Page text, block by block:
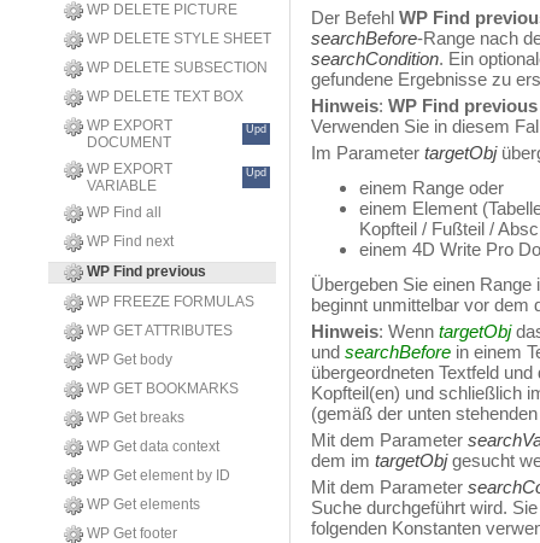
WP DELETE PICTURE
WP DELETE STYLE SHEET
WP DELETE SUBSECTION
WP DELETE TEXT BOX
WP EXPORT
DOCUMENT
Upd
WP EXPORT
VARIABLE
Upd
WP Find all
WP Find next
WP Find previous
WP FREEZE FORMULAS
WP GET ATTRIBUTES
WP Get body
WP GET BOOKMARKS
WP Get breaks
WP Get data context
WP Get element by ID
WP Get elements
WP Get footer
Der Befehl WP Find
searchBefore-Range nach
searchCondition. Ein
gefundene Ergebnisse zu
Hinweis: WP Find
Verwenden Sie in diesem
Im Parameter targetObj
einem Range oder
einem Element
Kopfteil / Fußteil /
einem 4D Write Pro
Übergeben Sie einen
beginnt unmittelbar vor dem
Hinweis: Wenn targetObj
und searchBefore in einem
übergeordneten Textfeld
Kopfteil(en) und schließlich
(gemäß der unten
Mit dem Parameter
dem im targetObjgesucht
Mit dem Parameter
Suche durchgeführt wird.
folgenden Konstanten